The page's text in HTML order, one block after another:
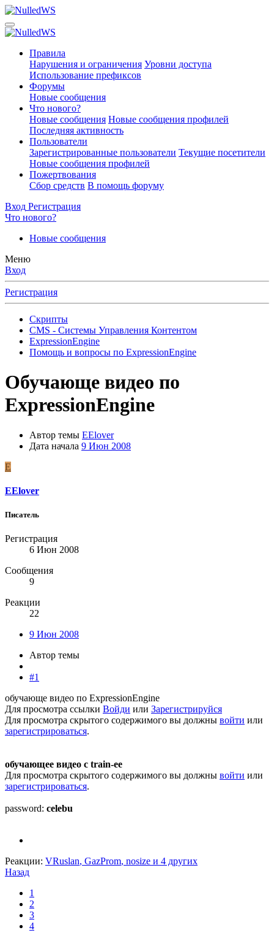
Правила
Нарушения и ограничения Уровни доступа
Использование префиксов
Форумы
Новые сообщения
Что нового?
Новые сообщения Новые сообщения профилей
Последняя активность
Пользователи
Зарегистрированные пользователи Текущие посетители
Новые сообщения профилей
Пожертвования
Сбор средств В помощь форуму
Вход Регистрация
Что нового?
Новые сообщения
Меню
Вход
Регистрация
Скрипты
CMS - Системы Управления Контентом
ExpressionEngine
Помощь и вопросы по ExpressionEngine
Обучающе видео по
ExpressionEngine
Автор темы EElover
Дата начала 9 Июн 2008
E
EElover
Писатель
Регистрация
6 Июн 2008
Сообщения
9
Реакции
22
9 Июн 2008
Автор темы
#1
обучающе видео по ExpressionEngine
Для просмотра ссылки Войди или Зарегистрируйся
Для просмотра скрытого содержимого вы должны войти или
зарегистрироваться.
обучающее видео с train-ee
Для просмотра скрытого содержимого вы должны войти или
зарегистрироваться.
password: celebu
Реакции: VRuslan, GazProm, nosize и 4 других
Назад
1
2
3
4